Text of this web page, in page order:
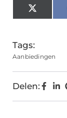
X
Tags:
Aanbiedingen
Delen: